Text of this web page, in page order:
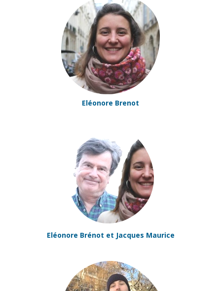
Eléonore Brenot
Eléonore Brénot et Jacques Maurice